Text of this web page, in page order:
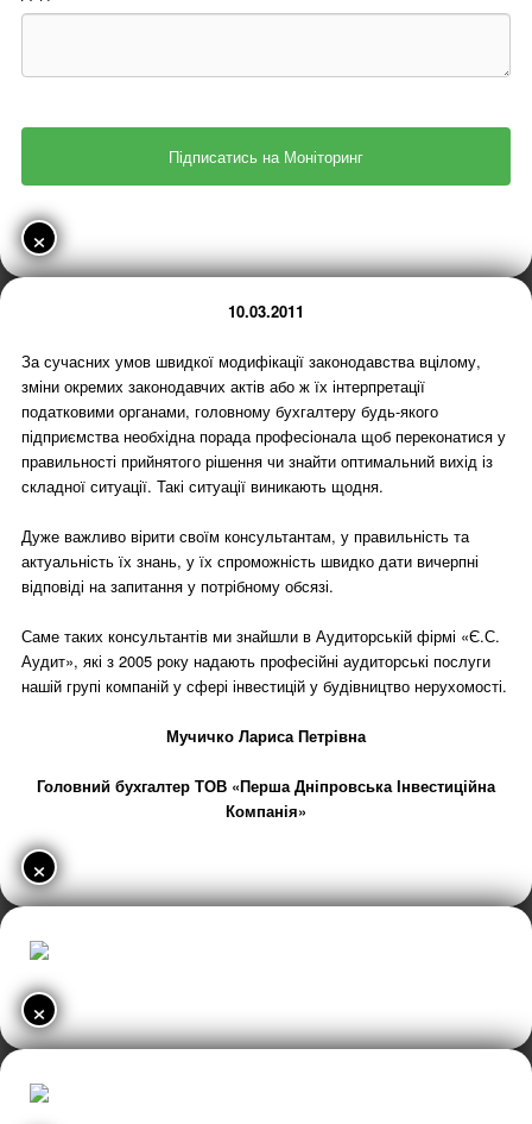
×
10.03.2011
За сучасних умов швидкої модифікації законодавства вцілому,
зміни окремих законодавчих актів або ж їх інтерпретації
податковими органами, головному бухгалтеру будь-якого
підприємства необхідна порада професіонала щоб переконатися у
правильності прийнятого рішення чи знайти оптимальний вихід із
складної ситуації. Такі ситуації виникають щодня.
Дуже важливо вірити своїм консультантам, у правильність та
актуальність їх знань, у їх спроможність швидко дати вичерпні
відповіді на запитання у потрібному обсязі.
Саме таких консультантів ми знайшли в Аудиторській фірмі «Є.С.
Аудит», які з 2005 року надають професійні аудиторські послуги
нашій групі компаній у сфері інвестицій у будівництво нерухомості.
Мучичко Лариса Петрівна
Головний бухгалтер ТОВ «Перша Дніпровська Інвестиційна
Компанія»
×
×